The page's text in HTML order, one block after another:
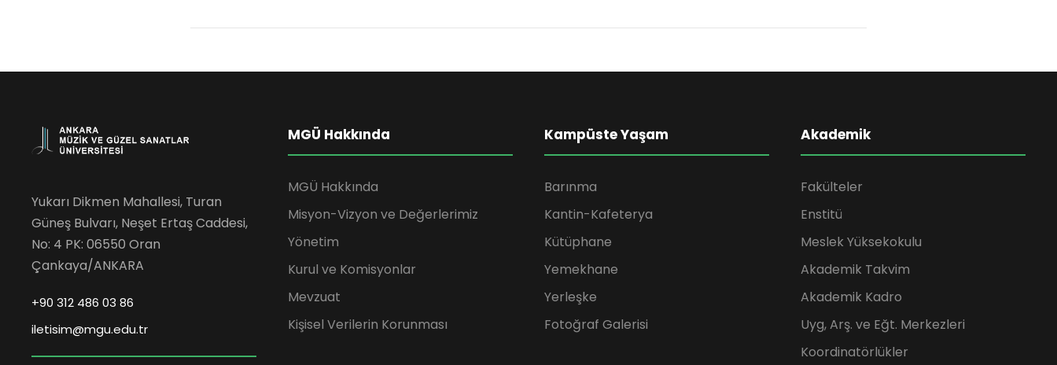
Yukarı Dikmen Mahallesi, Turan
Güneş Bulvarı, Neşet Ertaş Caddesi,
No: 4 PK: 06550 Oran
Çankaya/ANKARA
+90 312 486 03 86
iletisim@mgu.edu.tr
MGÜ Hakkında
MGÜ Hakkında
Misyon-Vizyon ve Değerlerimiz
Yönetim
Kurul ve Komisyonlar
Mevzuat
Kişisel Verilerin Korunması
Kampüste Yaşam
Barınma
Kantin-Kafeterya
Kütüphane
Yemekhane
Yerleşke
Fotoğraf Galerisi
Akademik
Fakülteler
Enstitü
Meslek Yüksekokulu
Akademik Takvim
Akademik Kadro
Uyg, Arş. ve Eğt. Merkezleri
Koordinatörlükler